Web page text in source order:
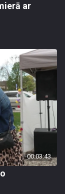
ar
00:03:43